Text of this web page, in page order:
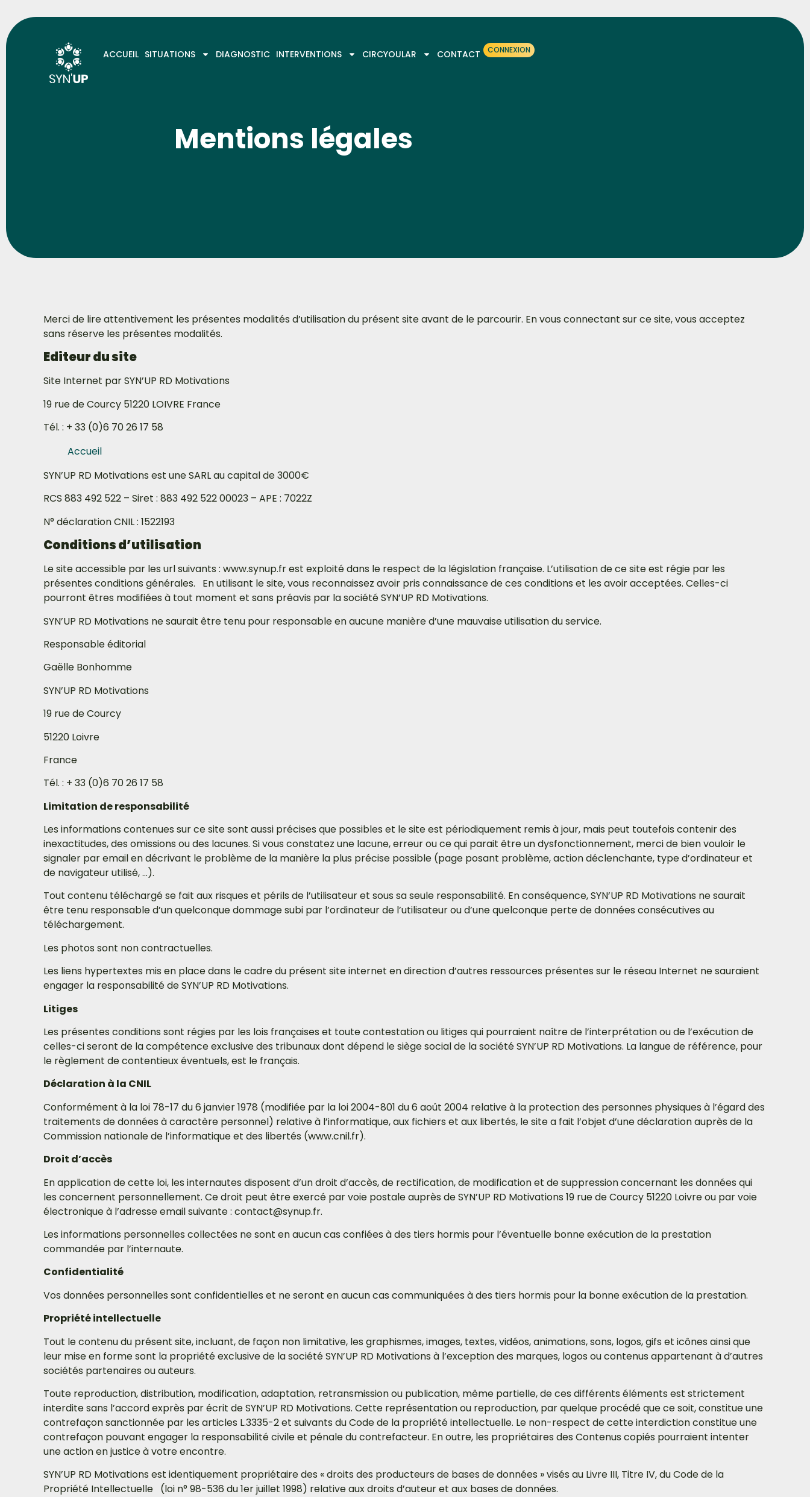
ACCUEIL SITUATIONS DIAGNOSTIC INTERVENTIONS CIRCYOULAR CONTACT CONNEXION
Mentions légales
Merci de lire attentivement les présentes modalités d’utilisation du présent site avant de le parcourir. En vous connectant sur ce site, vous acceptez
sans réserve les présentes modalités.
Editeur du site
Site Internet par SYN’UP RD Motivations
19 rue de Courcy 51220 LOIVRE France
Tél. : + 33 (0)6 70 26 17 58
Accueil
SYN’UP RD Motivations est une SARL au capital de 3000€
RCS 883 492 522 – Siret : 883 492 522 00023 – APE : 7022Z
N° déclaration CNIL : 1522193
Conditions d’utilisation
Le site accessible par les url suivants : www.synup.fr est exploité dans le respect de la législation française. L’utilisation de ce site est régie par les
présentes conditions générales. En utilisant le site, vous reconnaissez avoir pris connaissance de ces conditions et les avoir acceptées. Celles-ci
pourront êtres modifiées à tout moment et sans préavis par la société SYN’UP RD Motivations.
SYN’UP RD Motivations ne saurait être tenu pour responsable en aucune manière d’une mauvaise utilisation du service.
Responsable éditorial
Gaëlle Bonhomme
SYN’UP RD Motivations
19 rue de Courcy
51220 Loivre
France
Tél. : + 33 (0)6 70 26 17 58
Limitation de responsabilité
Les informations contenues sur ce site sont aussi précises que possibles et le site est périodiquement remis à jour, mais peut toutefois contenir des
inexactitudes, des omissions ou des lacunes. Si vous constatez une lacune, erreur ou ce qui parait être un dysfonctionnement, merci de bien vouloir le
signaler par email en décrivant le problème de la manière la plus précise possible (page posant problème, action déclenchante, type d’ordinateur et
de navigateur utilisé, …).
Tout contenu téléchargé se fait aux risques et périls de l’utilisateur et sous sa seule responsabilité. En conséquence, SYN’UP RD Motivations ne saurait
être tenu responsable d’un quelconque dommage subi par l’ordinateur de l’utilisateur ou d’une quelconque perte de données consécutives au
téléchargement.
Les photos sont non contractuelles.
Les liens hypertextes mis en place dans le cadre du présent site internet en direction d’autres ressources présentes sur le réseau Internet ne sauraient
engager la responsabilité de SYN’UP RD Motivations.
Litiges
Les présentes conditions sont régies par les lois françaises et toute contestation ou litiges qui pourraient naître de l’interprétation ou de l’exécution de
celles-ci seront de la compétence exclusive des tribunaux dont dépend le siège social de la société SYN’UP RD Motivations. La langue de référence, pour
le règlement de contentieux éventuels, est le français.
Déclaration à la CNIL
Conformément à la loi 78-17 du 6 janvier 1978 (modifiée par la loi 2004-801 du 6 août 2004 relative à la protection des personnes physiques à l’égard des
traitements de données à caractère personnel) relative à l’informatique, aux fichiers et aux libertés, le site a fait l’objet d’une déclaration auprès de la
Commission nationale de l’informatique et des libertés (www.cnil.fr).
Droit d’accès
En application de cette loi, les internautes disposent d’un droit d’accès, de rectification, de modification et de suppression concernant les données qui
les concernent personnellement. Ce droit peut être exercé par voie postale auprès de SYN’UP RD Motivations 19 rue de Courcy 51220 Loivre ou par voie
électronique à l’adresse email suivante : contact@synup.fr.
Les informations personnelles collectées ne sont en aucun cas confiées à des tiers hormis pour l’éventuelle bonne exécution de la prestation
commandée par l’internaute.
Confidentialité
Vos données personnelles sont confidentielles et ne seront en aucun cas communiquées à des tiers hormis pour la bonne exécution de la prestation.
Propriété intellectuelle
Tout le contenu du présent site, incluant, de façon non limitative, les graphismes, images, textes, vidéos, animations, sons, logos, gifs et icônes ainsi que
leur mise en forme sont la propriété exclusive de la société SYN’UP RD Motivations à l’exception des marques, logos ou contenus appartenant à d’autres
sociétés partenaires ou auteurs.
Toute reproduction, distribution, modification, adaptation, retransmission ou publication, même partielle, de ces différents éléments est strictement
interdite sans l’accord exprès par écrit de SYN’UP RD Motivations. Cette représentation ou reproduction, par quelque procédé que ce soit, constitue une
contrefaçon sanctionnée par les articles L.3335-2 et suivants du Code de la propriété intellectuelle. Le non-respect de cette interdiction constitue une
contrefaçon pouvant engager la responsabilité civile et pénale du contrefacteur. En outre, les propriétaires des Contenus copiés pourraient intenter
une action en justice à votre encontre.
SYN’UP RD Motivations est identiquement propriétaire des « droits des producteurs de bases de données » visés au Livre III, Titre IV, du Code de la
Propriété Intellectuelle (loi n° 98-536 du 1er juillet 1998) relative aux droits d’auteur et aux bases de données.